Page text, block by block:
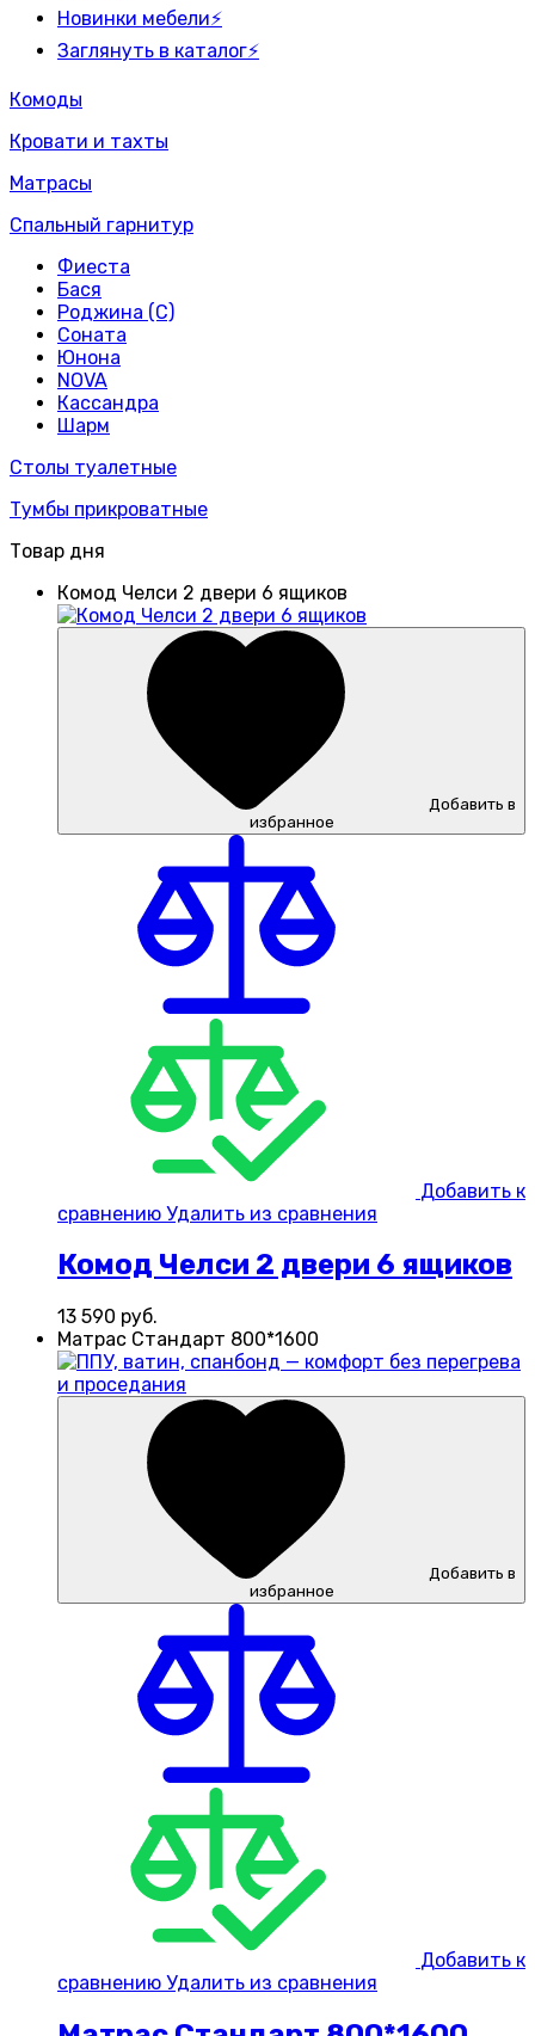
Новинки мебели⚡
Заглянуть в каталог⚡
Комоды
Кровати и тахты
Матрасы
Спальный гарнитур
Фиеста
Бася
Роджина (С)
Соната
Юнона
NOVA
Кассандра
Шарм
Столы туалетные
Тумбы прикроватные
Товар дня
Комод Челси 2 двери 6 ящиков
Добавить в
избранное
Добавить к
сравнению Удалить из сравнения
Комод Челси 2 двери 6 ящиков
13 590 руб.
Матрас Стандарт 800*1600
Добавить в
избранное
Добавить к
сравнению Удалить из сравнения